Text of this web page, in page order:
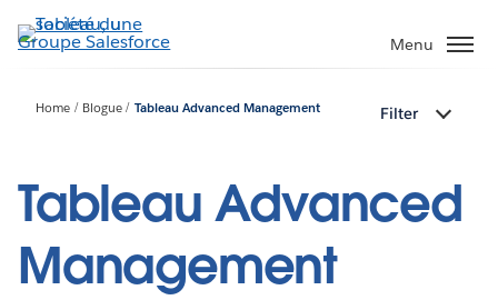
Aller
au
Menu
Home Blogue Tableau Advanced Management Filter
Tableau Advanced
Management